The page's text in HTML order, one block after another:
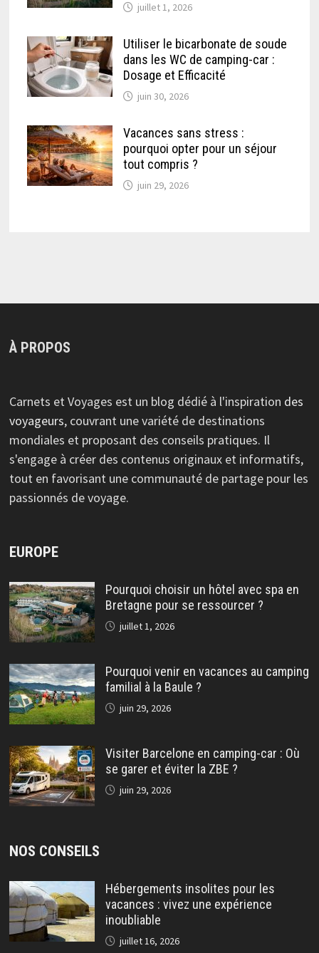
juillet 1, 2026
Utiliser le bicarbonate de soude
dans les WC de camping-car :
Dosage et Efficacité
juin 30, 2026
Vacances sans stress :
pourquoi opter pour un séjour
tout compris ?
juin 29, 2026
À PROPOS
Carnets et Voyages est un blog dédié à l'inspiration des
voyageurs, couvrant une variété de destinations
mondiales et proposant des conseils pratiques. Il
s'engage à créer des contenus originaux et informatifs,
tout en favorisant une communauté de partage pour les
passionnés de voyage.
EUROPE
Pourquoi choisir un hôtel avec spa en
Bretagne pour se ressourcer ?
juillet 1, 2026
Pourquoi venir en vacances au camping
familial à la Baule ?
juin 29, 2026
Visiter Barcelone en camping-car : Où
se garer et éviter la ZBE ?
juin 29, 2026
NOS CONSEILS
Hébergements insolites pour les
vacances : vivez une expérience
inoubliable
juillet 16, 2026